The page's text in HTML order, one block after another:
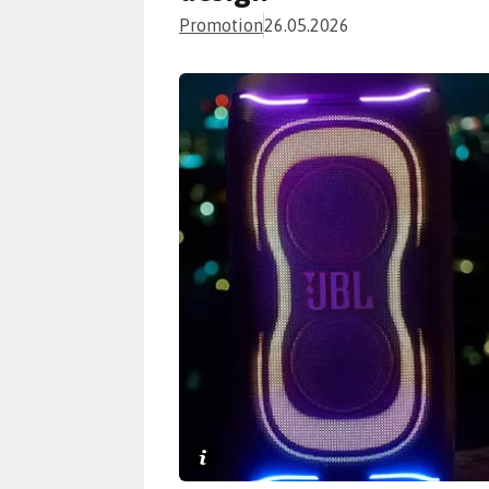
Promotion26.05.2026